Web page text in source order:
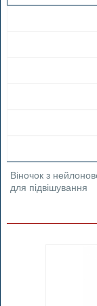
Віночок з
для підвішування